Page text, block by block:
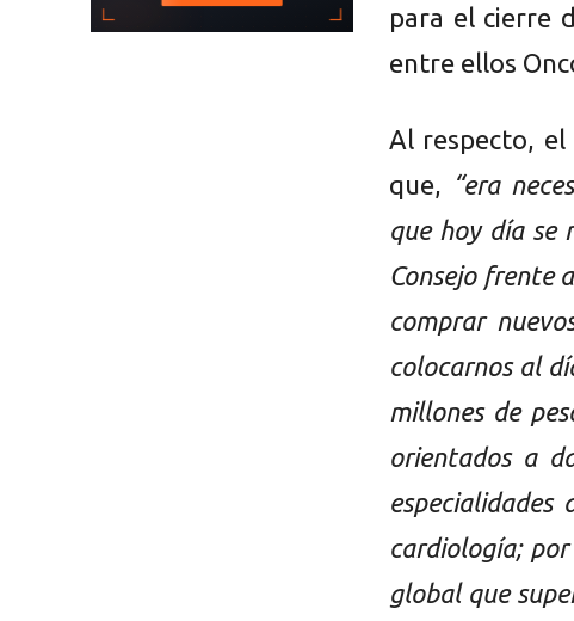
para el cierre
entre ellos
Al respecto, el
que, “era
que hoy día se
Consejo frente
comprar
colocarnos al
millones de
orientados a
cardiología;
global que